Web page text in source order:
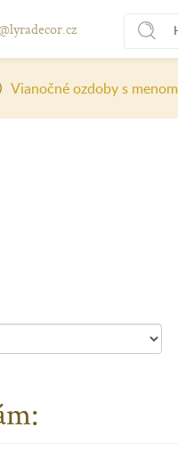
Vianočné ozdoby s menom